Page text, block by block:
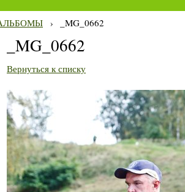
› _MG_0662
_MG_0662
Вернуться к списку